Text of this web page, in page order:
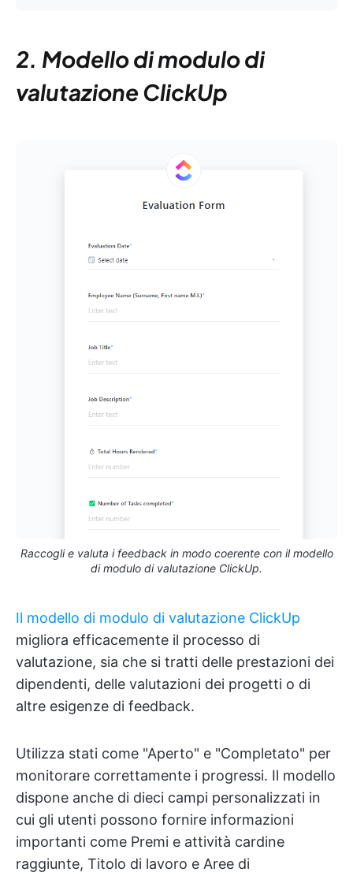
2. Modello di modulo di
valutazione ClickUp
Raccogli e valuta i feedback in modo coerente con il modello
di modulo di valutazione ClickUp.
Il modello di modulo di valutazione ClickUp
migliora efficacemente il processo di
valutazione, sia che si tratti delle prestazioni dei
dipendenti, delle valutazioni dei progetti o di
altre esigenze di feedback.
Utilizza stati come "Aperto" e "Completato" per
monitorare correttamente i progressi. Il modello
dispone anche di dieci campi personalizzati in
cui gli utenti possono fornire informazioni
importanti come Premi e attività cardine
raggiunte, Titolo di lavoro e Aree di